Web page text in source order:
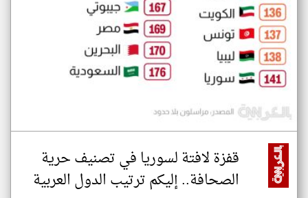
قفزة لافتة لسوريا في تصنيف حرية
الصحافة.. إليكم ترتيب الدول العربية